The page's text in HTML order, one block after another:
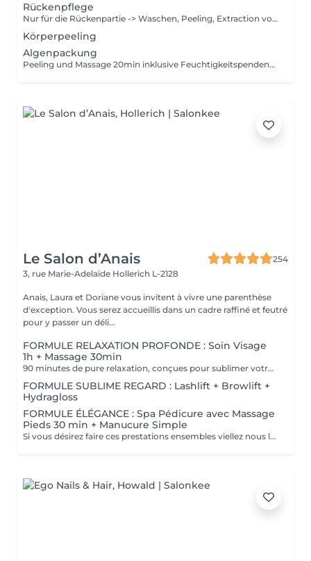
Rückenpflege
Nur für die Rückenpartie -> Waschen, Peeling, Extraction von den schwarzen Punkten & Pickeln, Massage 10min und Maske 10min
Körperpeeling
Algenpackung
Peeling und Massage 20min inklusive Feuchtigkeitspendend Entgiftend Reinigend Stimulierend
Le Salon d’Anais
254
3, rue Marie-Adelaïde Hollerich L-2128
Anais, Laura et Doriane vous invitent à vivre une parenthèse
d'exception. Vous serez accueillis dans un cadre raffiné et feutré
pour y passer un déli...
FORMULE RELAXATION PROFONDE : Soin Visage
1h + Massage 30min
90 minutes de pure relaxation, conçues pour sublimer votre peau tout en relâchant les tensions du corps. Une Tisane détox vous sera offerte pour prolonger cet instant de douceur.
FORMULE SUBLIME REGARD : Lashlift + Browlift +
Hydragloss
FORMULE ÉLÉGANCE : Spa Pédicure avec Massage
Pieds 30 min + Manucure Simple
Si vous désirez faire ces prestations ensembles viellez nous le préciser en note lors de votre réservation. Un supplément vous sera demander si vous souhaiter un vernis simple ou semi-permanent.